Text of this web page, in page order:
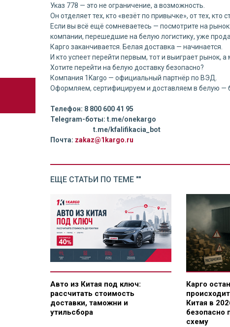
Указ 778 — это не ограничение, а возможность.
Он отделяет тех, кто «везёт по привычке», от тех, кто
Если вы всё ещё сомневаетесь — посмотрите на рынок:
компании, перешедшие на белую логистику, уже
Карго заканчивается. Белая доставка — начинается.
И кто успеет перейти первым, тот и выиграет рынок,
Хотите перейти на белую доставку безопасно?
Компания 1Kargo — официальный партнёр по ВЭД.
Оформляем, сертифицируем и доставляем в белую —
Телефон: 8 800 600 41 95
Telegram-боты: t.me/onekargo
t.me/kfalifikacia_bot
Почта: zakaz@1kargo.ru
ЕЩЕ СТАТЬИ ПО ТЕМЕ ""
Авто из Китая под ключ:
рассчитать стоимость
доставки, таможни и
утильсбора
Карго
Китая в
безопасно
схему